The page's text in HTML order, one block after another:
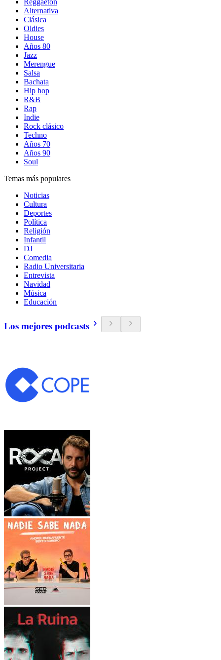
Reggaetón
Alternativa
Clásica
Oldies
House
Años 80
Jazz
Merengue
Salsa
Bachata
Hip hop
R&B
Rap
Indie
Rock clásico
Techno
Años 70
Años 90
Soul
Temas más populares
Noticias
Cultura
Deportes
Política
Religión
Infantil
DJ
Comedia
Radio Universitaria
Entrevista
Navidad
Música
Educación
Los mejores podcasts